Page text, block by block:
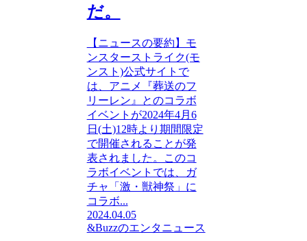
だ。
【ニュースの要約】モ
ンスターストライク(モ
ンスト)公式サイトで
は、アニメ『葬送のフ
リーレン』とのコラボ
イベントが2024年4月6
日(土)12時より期間限定
で開催されることが発
表されました。このコ
ラボイベントでは、ガ
チャ「激・獣神祭」に
コラボ...
2024.04.05
&Buzzのエンタニュース